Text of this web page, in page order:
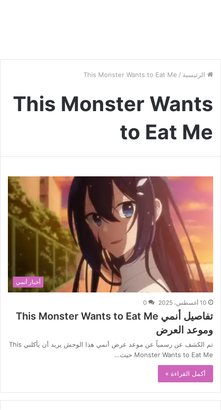
الرئيسية /
This Monster Wants to Eat Me
This Monster Wants
to Eat Me
أخبار أنمي
10 أغسطس، 2025 0
تفاصيل أنمي This Monster Wants to Eat Me
وموعد العرض
تم الكشف عن رسمياً عن موعد عرض أنمي هذا الوحش يريد أن يأكلني This
Monster Wants to Eat Me حيث…
أكمل القراءة »